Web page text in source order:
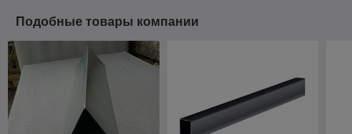
Подобные товары компании